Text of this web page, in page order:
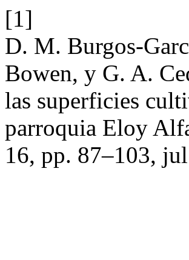
[1]
D. M. Burgos-
Bowen, y G. A.
las superficies
parroquia Eloy
16, pp. 87–103,